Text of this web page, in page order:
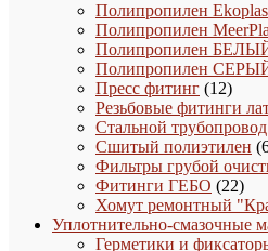
Полипропилен
Полипропилен
Полипропилен
Полипропилен
Пресс фитинг 1212
Резьбовые фитинги
Стальной
Сшитый полиэтилен
Фильтры грубой
Фитинги ГЕБО 2222
Хомут ремонтный
Уплотнительно-смазочные
Герметики и